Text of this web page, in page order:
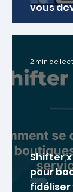
vous
Shifter
pour
fidéliser
2 min de